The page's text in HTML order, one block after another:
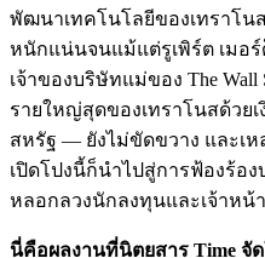
พัฒนาเทคโนโลยีของเทราโ
หนักแน่นจนแม้แต่รูเพิร์ต เมอ
เจ้าของบริษัทแม่ของ The Wall
รายใหญ่สุดของเทราโนสด้วย
สหรัฐ — ยังไม่ขัดขวาง และเ
เปิดโปงนี้ก็นำไปสู่การฟ้องร้อ
หลอกลวงนักลงทุนและเจ้าหน้
นี่คือผลงานที่นิตยสาร Time จั